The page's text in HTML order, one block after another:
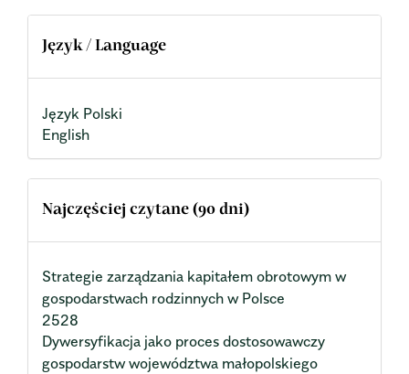
Język / Language
Język Polski
English
Najczęściej czytane (90 dni)
Strategie zarządzania kapitałem obrotowym w
gospodarstwach rodzinnych w Polsce
2528
Dywersyfikacja jako proces dostosowawczy
gospodarstw województwa małopolskiego